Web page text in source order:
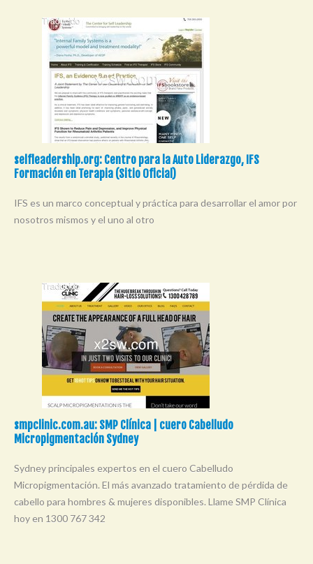
selfleadership.org: Centro para la Auto Liderazgo, IFS
Formación en Terapia (Sitio Oficial)
IFS es un marco conceptual y práctica para desarrollar el amor por
nosotros mismos y el uno al otro
smpclinic.com.au: SMP Clínica | cuero Cabelludo
Micropigmentación Sydney
Sydney principales expertos en el cuero Cabelludo
Micropigmentación. El más avanzado tratamiento de pérdida de
cabello para hombres & mujeres disponibles. Llame SMP Clínica
hoy en 1300 767 342